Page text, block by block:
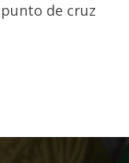
de cruz